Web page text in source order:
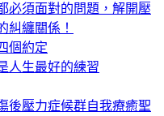
必須面對的問題，解開壓
糾纏關係！
個約定
人生最好的練習
後壓力症候群自我療癒聖